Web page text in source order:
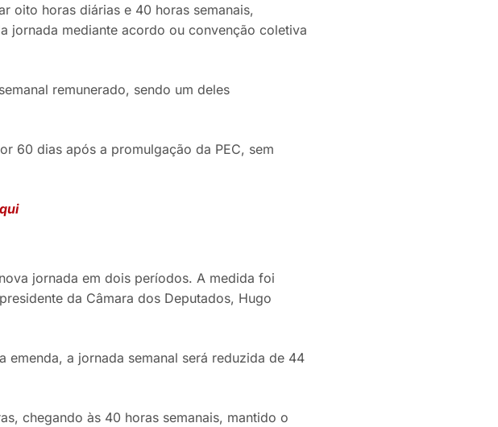
oito horas diárias e 40 horas semanais,
jornada mediante acordo ou convenção coletiva
remunerado, sendo um deles
60 dias após a promulgação da PEC, sem
jornada em dois períodos. A medida foi
da Câmara dos Deputados, Hugo
a jornada semanal será reduzida de 44
chegando às 40 horas semanais, mantido o